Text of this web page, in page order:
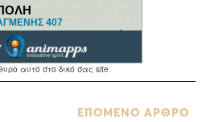
ΕΠΟΜΕΝΟ ΑΡΘΡΟ